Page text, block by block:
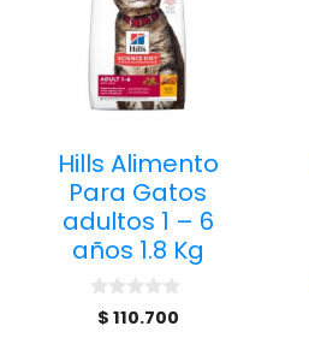
Hills Alimento
Para Gatos
adultos 1 – 6
años 1.8 Kg
0
d$ 110.700